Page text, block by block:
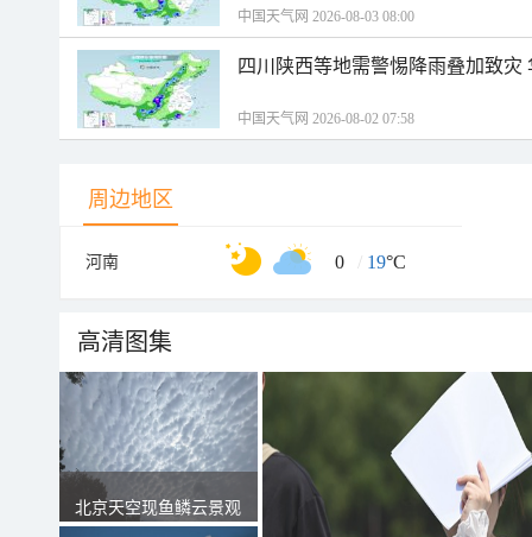
中国天气网 2026-08-03 08:00
四川陕西等地需警惕降雨叠加致
中国天气网 2026-08-02 07:58
周边地区
河南 0 / 19°C
高清图集
北京天空现鱼鳞云景观